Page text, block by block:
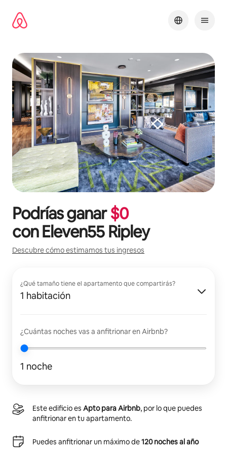
contenido
Podrías ganar$0
conEleven55 Ripley
Descubre cómo estimamos tus ingresos
¿Qué tamaño tiene el apartamento que compartirás?
1 habitación
¿Cuántas noches vas a anfitrionar en Airbnb?
1 noche
Este edificio es Apto para Airbnb, por lo que puedes
anfitrionar en tu apartamento.
Puedes anfitrionar un máximo de120 noches al año